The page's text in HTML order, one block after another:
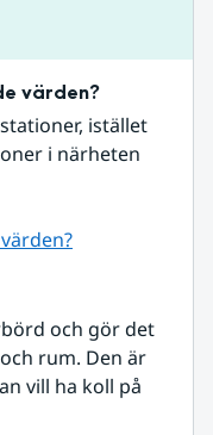
värden?
istället
i närheten
och gör det
rum. Den är
vill ha koll på